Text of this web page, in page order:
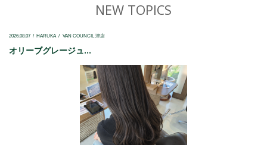
NEW TOPICS
2026.08.07 HARUKA VAN COUNCIL 津店
オリーブグレージュ...